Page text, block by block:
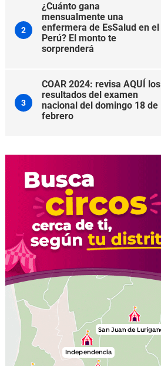
2
¿Cuánto gana
mensualmente una
enfermera de EsSalud en el
Perú? El monto te
sorprenderá
3
COAR 2024: revisa AQUÍ los
resultados del examen
nacional del domingo 18 de
febrero